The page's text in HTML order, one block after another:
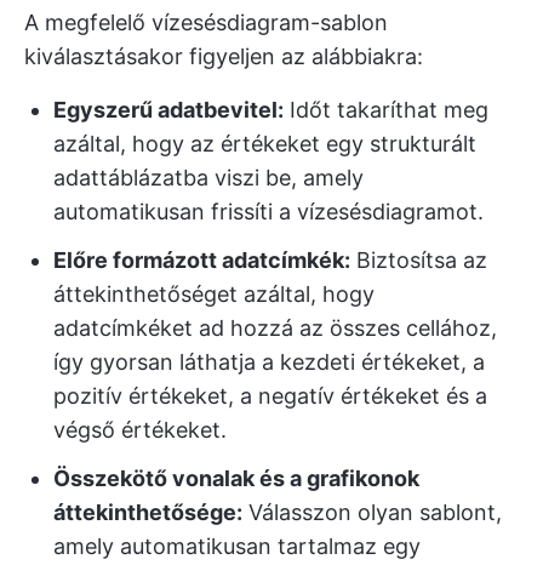
A megfelelő vízesésdiagram-sablon
kiválasztásakor figyeljen az alábbiakra:
Egyszerű adatbevitel: Időt takaríthat meg
azáltal, hogy az értékeket egy strukturált
adattáblázatba viszi be, amely
automatikusan frissíti a vízesésdiagramot.
Előre formázott adatcímkék: Biztosítsa az
áttekinthetőséget azáltal, hogy
adatcímkéket ad hozzá az összes cellához,
így gyorsan láthatja a kezdeti értékeket, a
pozitív értékeket, a negatív értékeket és a
végső értékeket.
Összekötő vonalak és a grafikonok
áttekinthetősége: Válasszon olyan sablont,
amely automatikusan tartalmaz egy